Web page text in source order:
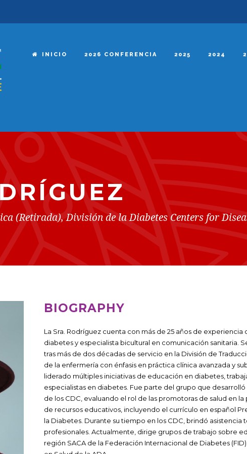
INICIO 2026 CONFERENCIA 2025 2024
(Retirada), División de la Diabetes Centers for
BIOGRAPHY
La Sra. Rodríguez cuenta con más de 25 años de
diabetes y especialista bicultural en comunicación sanitaria.
tras más de dos décadas de servicio en la División de
de la enfermería con énfasis en práctica clínica avanzada y
liderado múltiples iniciativas de educación en diabetes,
especialistas en diabetes. Fue parte del grupo que desarrolló
de los CDC, evaluando el rol de las promotoras de salud en
de recursos educativos, incluyendo el currículo en español
la Diabetes. Durante su tiempo en los CDC, brindó
profesionales. Actualmente, dirige grupos de trabajo sobre
región SACA de la Federación Internacional de Diabetes